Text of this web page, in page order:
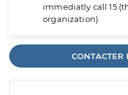
immediatly call 15
organization).
CONTACTER